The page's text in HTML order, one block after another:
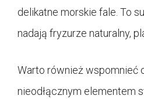
delikatne morskie fale. To
nadają fryzurze naturalny,
Warto również wspomnieć
nieodłącznym elementem